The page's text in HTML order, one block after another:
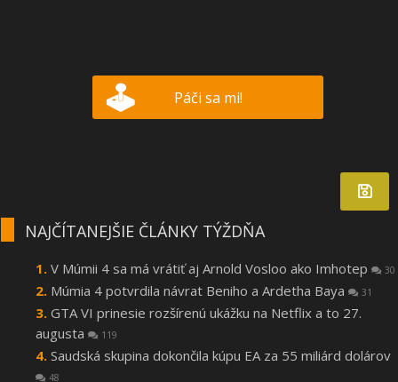
Páči sa mi!
NAJČÍTANEJŠIE ČLÁNKY TÝŽDŇA
V Múmii 4 sa má vrátiť aj Arnold Vosloo ako Imhotep 30
Múmia 4 potvrdila návrat Beniho a Ardetha Baya 31
GTA VI prinesie rozšírenú ukážku na Netflix a to 27.
augusta
119
Saudská skupina dokončila kúpu EA za 55 miliárd dolárov
48